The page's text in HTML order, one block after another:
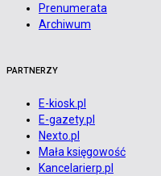
Prenumerata
Archiwum
PARTNERZY
E-kiosk.pl
E-gazety.pl
Nexto.pl
Mała księgowość
Kancelarierp.pl